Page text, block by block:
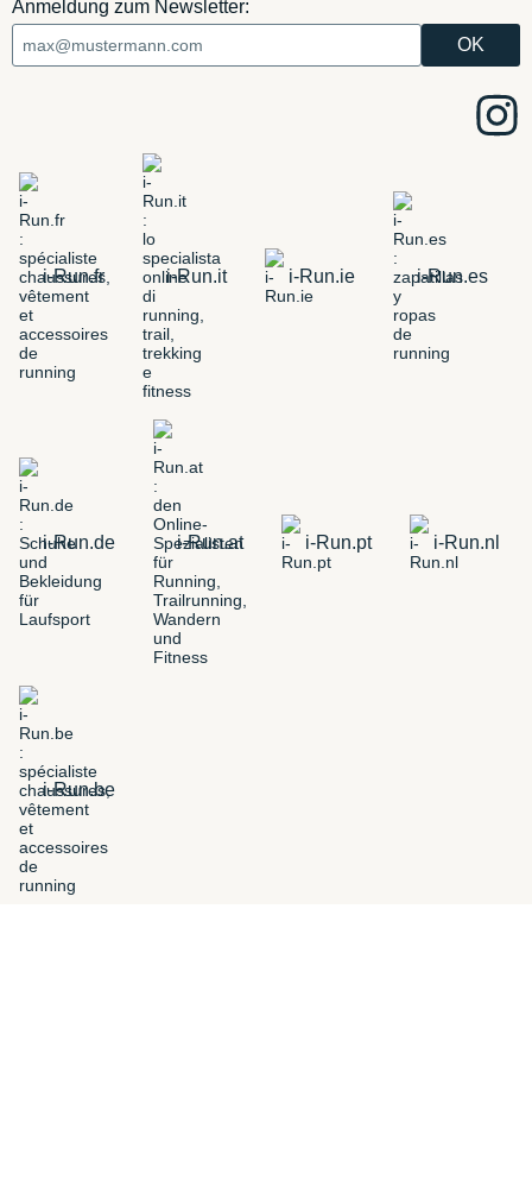
Anmeldung zum Newsletter:
i-Run.fr i-Run.it i-Run.ie i-Run.es
i-Run.de i-Run.at i-Run.pt i-Run.nl
i-Run.be